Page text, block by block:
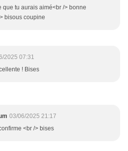
que tu aurais aimé<br /> bonne
bisous coupine
2025 07:31
! Bises
03/06/2025 21:17
<br /> bises